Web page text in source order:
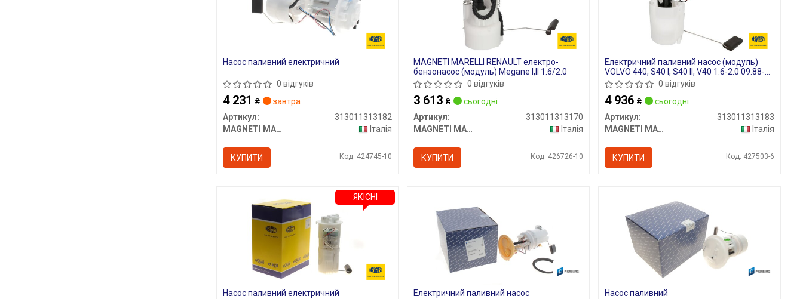
Насос паливний електричний
0 відгуків
4 231 ₴
завтра
Артикул:
313011313182
MAGNETI MARELLI
Італія
КУПИТИ Код: 424745-10
MAGNETI MARELLI RENAULT електро-
бензонасос (модуль) Megane I,II 1.6/2.0
0 відгуків
3 613₴
сьогодні
Артикул:
313011313170
MAGNETI MARELLI
Італія
КУПИТИ Код: 426726-10
Електричний паливний насос (модуль)
VOLVO 440, S40 I, S40 II, V40 1.6-2.0 09.88-
12.12
0 відгуків
4 936₴
сьогодні
Артикул:
313011313183
MAGNETI MARELLI
Італія
КУПИТИ Код: 427503-6
Насос паливний електричний
ЯКІСНІ
Електричний паливний насос Насос паливний